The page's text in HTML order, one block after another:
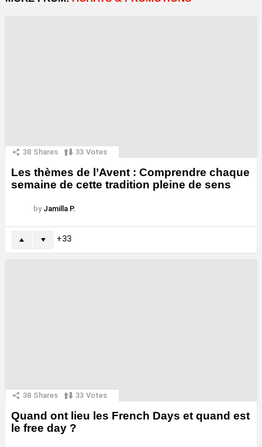
38 Shares 33 Votes
Les thèmes de l’Avent : Comprendre chaque
semaine de cette tradition pleine de sens
by Jamilla P.
33
38 Shares 33 Votes
Quand ont lieu les French Days et quand est
le free day ?